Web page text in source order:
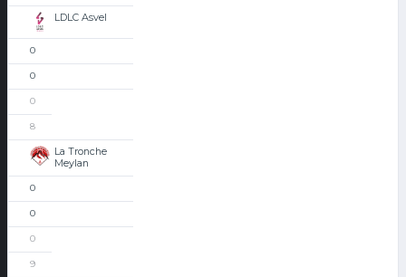
LDLC Asvel
0
0
0
8
La Tronche
Meylan
0
0
0
9